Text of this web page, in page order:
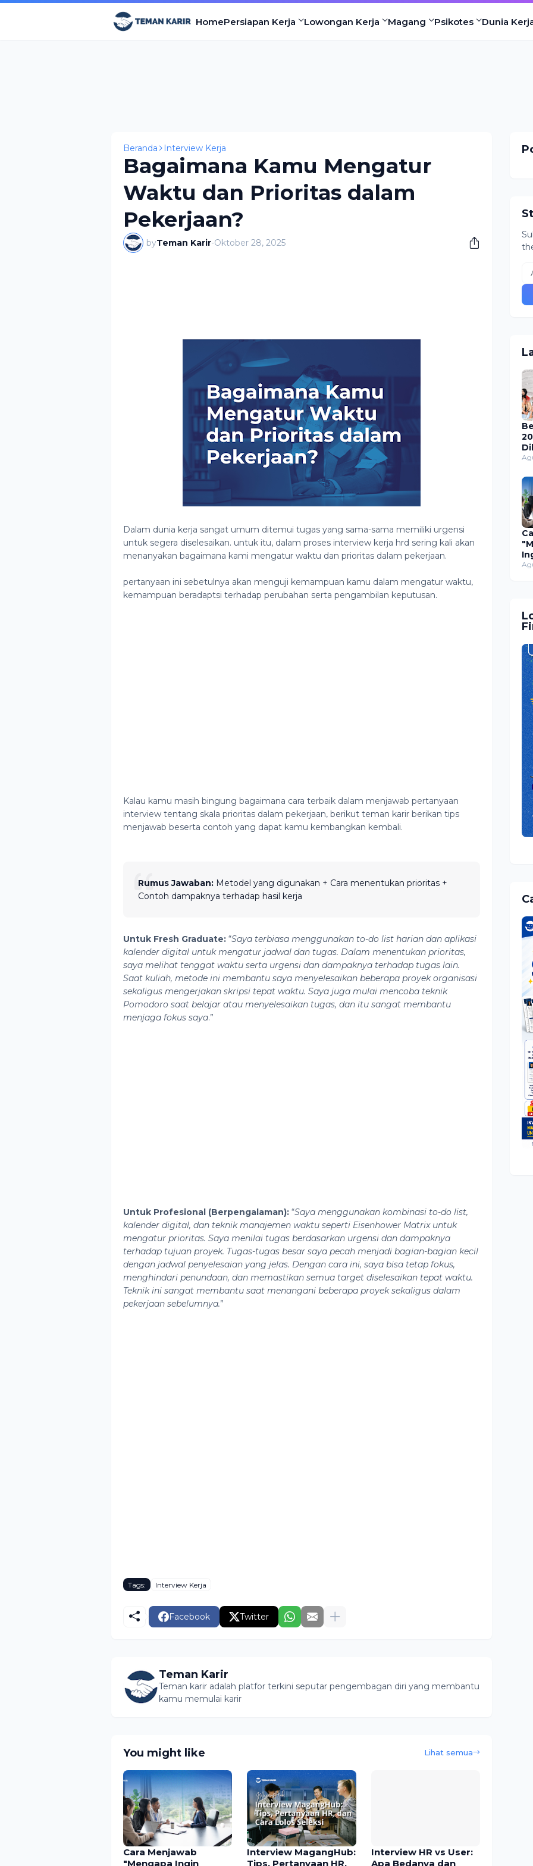
HomePersiapan Kerja Lowongan Kerja Magang Psikotes Dunia
Beranda Interview Kerja
Bagaimana Kamu Mengatur
Waktu dan Prioritas dalam
Pekerjaan?
byTeman Karir-Oktober 28, 2025
Dalam dunia kerja sangat umum ditemui tugas yang sama-sama memiliki urgensi
untuk segera diselesaikan. untuk itu, dalam proses interview kerja hrd sering kali akan
menanyakan bagaimana kami mengatur waktu dan prioritas dalam pekerjaan.
pertanyaan ini sebetulnya akan menguji kemampuan kamu dalam mengatur waktu,
kemampuan beradaptsi terhadap perubahan serta pengambilan keputusan.
Kalau kamu masih bingung bagaimana cara terbaik dalam menjawab pertanyaan
interview tentang skala prioritas dalam pekerjaan, berikut teman karir berikan tips
menjawab beserta contoh yang dapat kamu kembangkan kembali.
Rumus Jawaban: Metodel yang digunakan + Cara menentukan prioritas +
Contoh dampaknya terhadap hasil kerja
Untuk Fresh Graduate: “Saya terbiasa menggunakan to-do list harian dan aplikasi
kalender digital untuk mengatur jadwal dan tugas. Dalam menentukan prioritas,
saya melihat tenggat waktu serta urgensi dan dampaknya terhadap tugas lain.
Saat kuliah, metode ini membantu saya menyelesaikan beberapa proyek organisasi
sekaligus mengerjakan skripsi tepat waktu. Saya juga mulai mencoba teknik
Pomodoro saat belajar atau menyelesaikan tugas, dan itu sangat membantu
menjaga fokus saya.”
Untuk Profesional (Berpengalaman): “Saya menggunakan kombinasi to-do list,
kalender digital, dan teknik manajemen waktu seperti Eisenhower Matrix untuk
mengatur prioritas. Saya menilai tugas berdasarkan urgensi dan dampaknya
terhadap tujuan proyek. Tugas-tugas besar saya pecah menjadi bagian-bagian kecil
dengan jadwal penyelesaian yang jelas. Dengan cara ini, saya bisa tetap fokus,
menghindari penundaan, dan memastikan semua target diselesaikan tepat waktu.
Teknik ini sangat membantu saat menangani beberapa proyek sekaligus dalam
pekerjaan sebelumnya.”
Tags: Interview Kerja
Facebook Twitter
Teman Karir
Teman karir adalah platfor terkini seputar pengembagan diri yang membantu
kamu memulai karir
You might like Lihat semua
Cara Menjawab
"Mengapa Ingin
Interview MagangHub:
Tips, Pertanyaan HR,
Interview HR vs User:
Apa Bedanya dan
di